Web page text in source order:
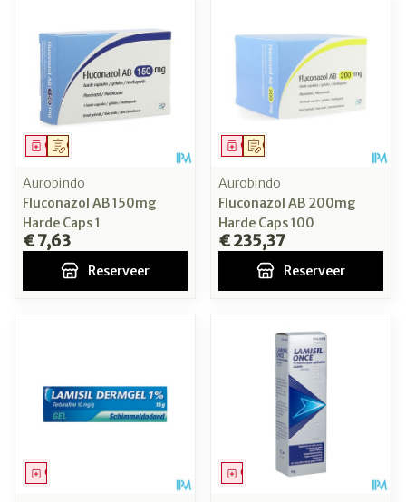
Op voorschrift
Geneesmiddel
Aurobindo
Fluconazol AB 150mg
Harde Caps 1
€ 7,63
Reserveer
Op voorschrift
Geneesmiddel
Aurobindo
Fluconazol AB 200mg
Harde Caps 100
€ 235,37
Reserveer
Geneesmiddel Geneesmiddel